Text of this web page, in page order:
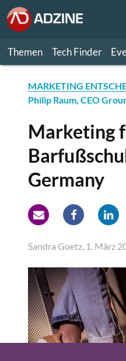
Themen Tech Finder
MARKETING
Philip Raum, CEO
Marketing
Germany
Sandra Goetz, 1. März